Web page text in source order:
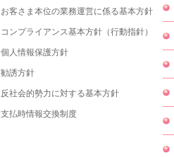
お客さま本位の業務運営に係る基本方針
コンプライアンス基本方針（行動指針）
個人情報保護方針
勧誘方針
反社会的勢力に対する基本方針
支払時情報交換制度